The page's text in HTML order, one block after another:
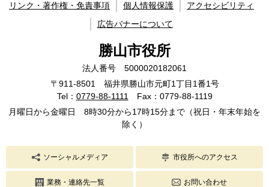
リンク・著作権・免責事項 個人情報保護
アクセシビリティ
広告バナーについて
勝山市役所
法人番号 5000020182061
〒911-8501 福井県勝山市元町1丁目1番1号
Tel： 0779-88-1111Fax：0779-88-1119
月曜日から金曜日 8時30分から17時15分まで（祝日・年末年始を
除く）
ソーシャルメディア 市役所へのアクセス
業務・連絡先一覧 お問い合わせ